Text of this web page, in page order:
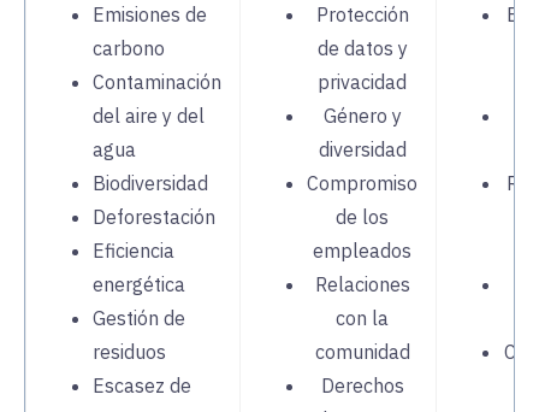
Emisiones de
carbono
Contaminación
del aire y del
agua
Biodiversidad
Deforestación
Eficiencia
energética
Gestión de
residuos
Escasez de
Protección
de datos y
privacidad
Género y
diversidad
Compromiso
de los
empleados
Relaciones
con la
comunidad
Derechos